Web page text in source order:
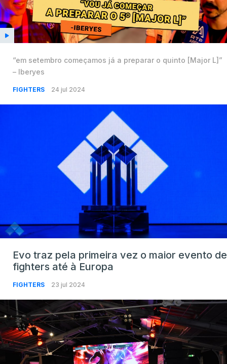
“em setembro começamos já a preparar o quinto [Major L]”
– Iberyes
FIGHTERS 24 jul 2024
Evo traz pela primeira vez o maior evento de
fighters até à Europa
FIGHTERS 23 jul 2024